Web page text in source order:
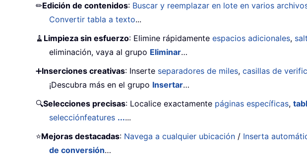
✏Edición de contenidos: Buscar y reemplazar en lote en varios
Convertir tabla a texto...
🧹 Limpieza sin esfuerzo: Elimine rápidamente espacios adicionales,
eliminación, vaya al grupo Eliminar…
➕Inserciones creativas: Inserte separadores de miles, casillas de
¡Descubra más en el grupo Insertar…
🔍Selecciones precisas: Localice exactamente páginas específicas,
selecciónfeatures ......
⭐Mejoras destacadas: Navega a cualquier ubicación / Inserta
de conversión…